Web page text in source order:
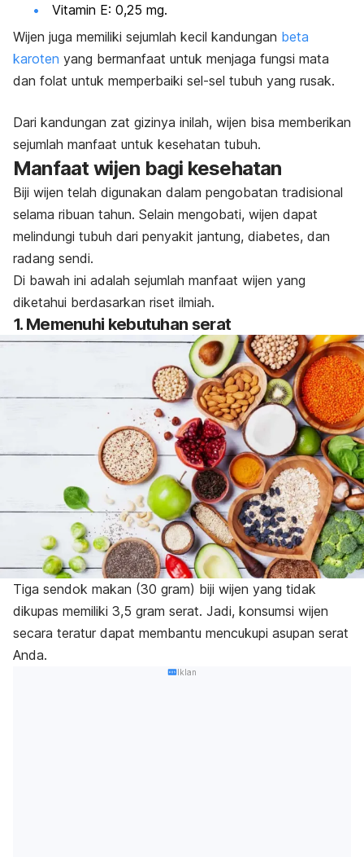
Vitamin E: 0,25 mg.
Wijen juga memiliki sejumlah kecil kandungan beta
karoten yang bermanfaat untuk menjaga fungsi mata
dan folat untuk memperbaiki sel-sel tubuh yang rusak.
Dari kandungan zat gizinya inilah, wijen bisa memberikan
sejumlah manfaat untuk kesehatan tubuh.
Manfaat wijen bagi kesehatan
Biji wijen telah digunakan dalam pengobatan tradisional
selama ribuan tahun. Selain mengobati, wijen dapat
melindungi tubuh dari penyakit jantung, diabetes, dan
radang sendi.
Di bawah ini adalah sejumlah manfaat wijen yang
diketahui berdasarkan riset ilmiah.
1. Memenuhi kebutuhan serat
Tiga sendok makan (30 gram) biji wijen yang tidak
dikupas memiliki 3,5 gram serat. Jadi, konsumsi wijen
secara teratur dapat membantu mencukupi asupan serat
Anda.
Iklan